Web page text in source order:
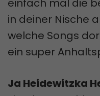
einfach mal die
in deiner Nische
welche Songs
ein super
Ja Heidewitzka